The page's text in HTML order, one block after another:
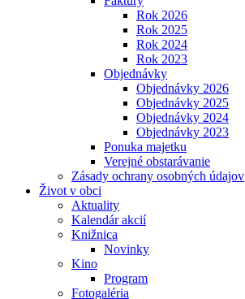
Rok 2026
Rok 2025
Rok 2024
Rok 2023
Objednávky
Objednávky 2026
Objednávky 2025
Objednávky 2024
Objednávky 2023
Ponuka majetku
Verejné obstarávanie
Zásady ochrany osobných údajov
Život v obci
Aktuality
Kalendár akcií
Knižnica
Novinky
Kino
Program
Fotogaléria